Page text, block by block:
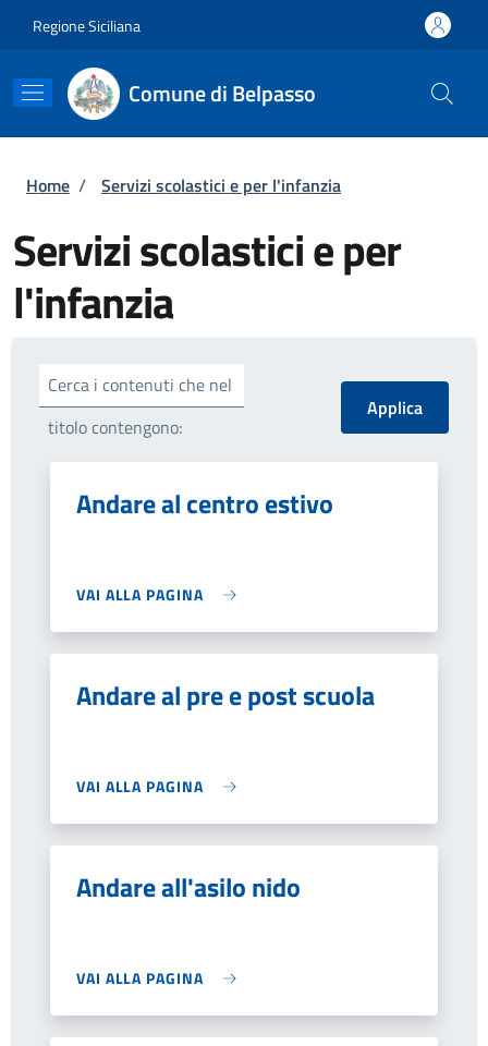
Regione Siciliana
Comune di Belpasso
Briciole di pane
Home / Servizi scolastici e per l'infanzia
Servizi scolastici e per
l'infanzia
Cerca i contenuti che nel
titolo contengono:
Andare al centro estivo
VAI ALLA PAGINA
Andare al pre e post scuola
VAI ALLA PAGINA
Andare all'asilo nido
VAI ALLA PAGINA